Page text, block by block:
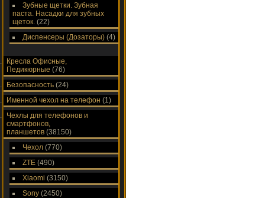
Зубные щетки. Зубная
паста. Насадки для зубных
щеток. (22)
Диспенсеры (Дозаторы) (4)
Кресла Офисные,
Педикюрные (76)
Безопасность (24)
Именной чехол на телефон (1)
Чехлы для телефонов и
смартфонов,
планшетов (38150)
Чехол (770)
ZTE (490)
Xiaomi (3150)
Sony (2450)